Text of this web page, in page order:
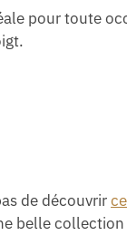
pour toute
de découvrir
belle